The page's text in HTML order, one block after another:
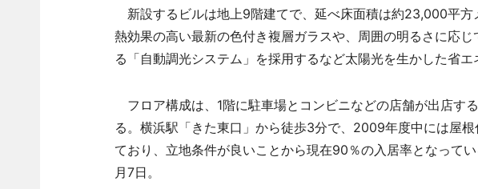
新設するビルは地上9階建てで、延べ床面積は約23,000平方
熱効果の高い最新の色付き複層ガラスや、周囲の明るさに応
る「自動調光システム」を採用するなど太陽光を生かした省エ
フロア構成は、1階に駐車場とコンビニなどの店舗が出店す
る。横浜駅「きた東口」から徒歩3分で、2009年度中には屋
ており、立地条件が良いことから現在90％の入居率となって
月7日。